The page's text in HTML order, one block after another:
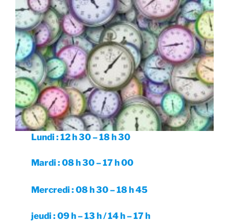
Lundi : 12 h 30 – 18 h 30
Mardi : 08 h 30 – 17 h 00
Mercredi : 08 h 30 – 18 h 45
jeudi : 09 h – 13 h / 14 h – 17 h